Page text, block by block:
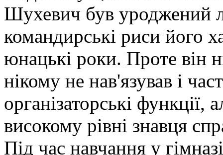
Шухевич був уроджений
командирські риси його
юнацькі роки. Проте він
нікому не нав'язував і
організаторські функції,
високому рівні знавця
Під час навчання у